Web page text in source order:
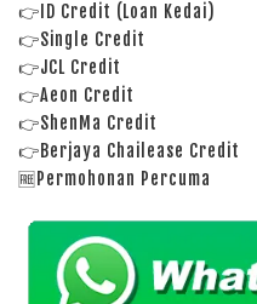
👉ID Credit (Loan Kedai)
👉Single Credit
👉JCL Credit
👉Aeon Credit
👉ShenMa Credit
👉Berjaya Chailease Credit
🆓Permohonan Percuma